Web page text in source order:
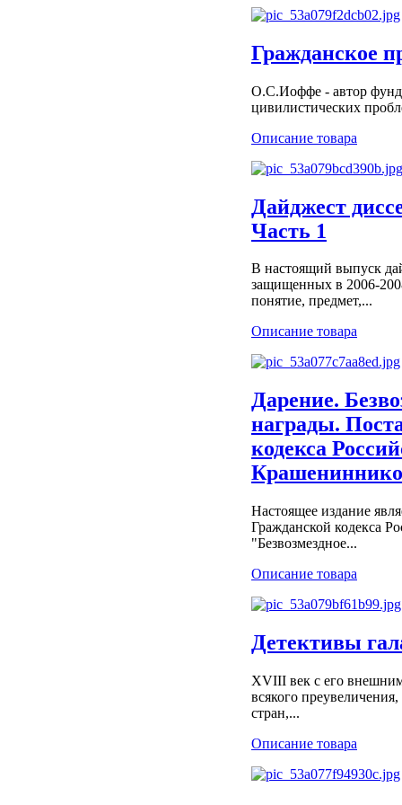
Гражданское
О.С.Иоффе - автор
цивилистических
Описание товара
Дайджест
Часть 1
В настоящий выпуск
защищенных в 2006-
понятие, предмет,...
Описание товара
Дарение.
награды.
кодекса
Настоящее издание
Гражданской кодекса
"Безвозмездное...
Описание товара
Детективы
XVIII век с его
всякого
стран,...
Описание товара